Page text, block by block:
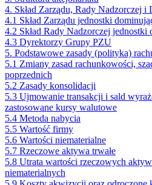
4. Skład Zarządu, Rady Nadzorczej
4.1 Skład Zarządu jednostki
4.2 Skład Rady Nadzorczej jednostki
4.3 Dyrektorzy Grupy PZU
5. Podstawowe zasady (polityka)
5.1 Zmiany zasad rachunkowości,
poprzednich
5.2 Zasady konsolidacji
5.3 Ujmowanie transakcji i sald
zastosowane kursy walutowe
5.4 Metoda nabycia
5.5 Wartość firmy
5.6 Wartości niematerialne
5.7 Rzeczowe aktywa trwałe
5.8 Utrata wartości rzeczowych
niematerialnych